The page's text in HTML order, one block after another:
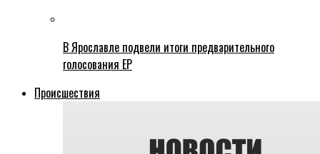
В Ярославле подвели итоги предварительного
голосования ЕР
Происшествия